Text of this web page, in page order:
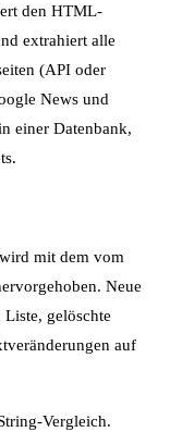
den HTML-
extrahiert alle
(API oder
News und
einer Datenbank,
mit dem vom
Neue
Liste, gelöschte
auf
Vergleich.